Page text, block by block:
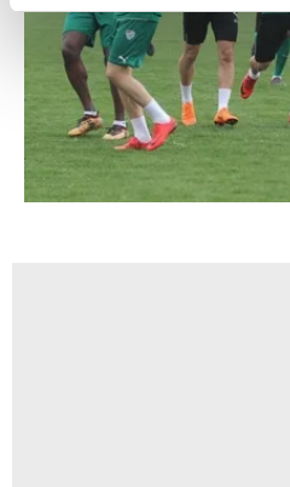
reklamların maliyetlerimizi
kalemimiz olduğunu sizlere
Her halükârda, kullanıcılar,
takdirde, kullanıcılara hedefli
gösterilmeyecektir."